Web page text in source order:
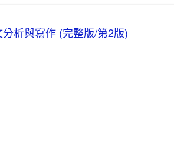
析與寫作 (完整版/第2版)